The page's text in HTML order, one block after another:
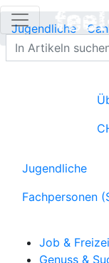
Jugendliche
Jugendliche
Fachpersonen
Job &
Genuss &